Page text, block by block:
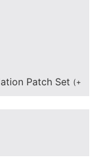
Patch Set (+